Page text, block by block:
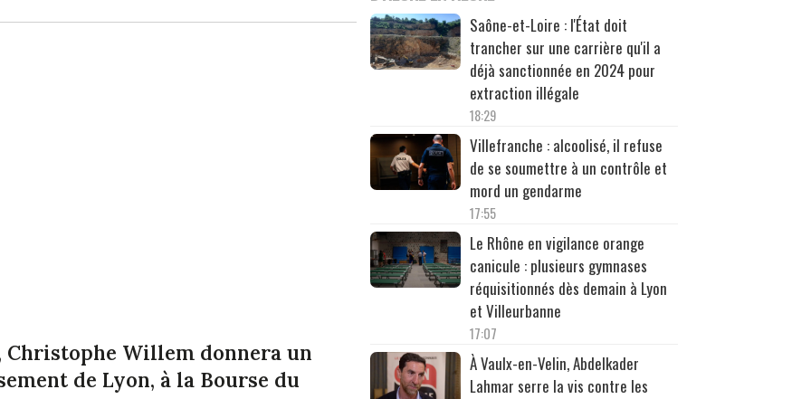
Christophe Willem donnera un
de Lyon, à la Bourse du
Saône-et-Loire : l'État doit
trancher sur une carrière qu'il a
déjà sanctionnée en 2024 pour
extraction illégale
18:29
Villefranche : alcoolisé, il refuse
de se soumettre à un contrôle et
mord un gendarme
17:55
Le Rhône en vigilance orange
canicule : plusieurs gymnases
réquisitionnés dès demain à Lyon
et Villeurbanne
17:07
À Vaulx-en-Velin, Abdelkader
Lahmar serre la vis contre les